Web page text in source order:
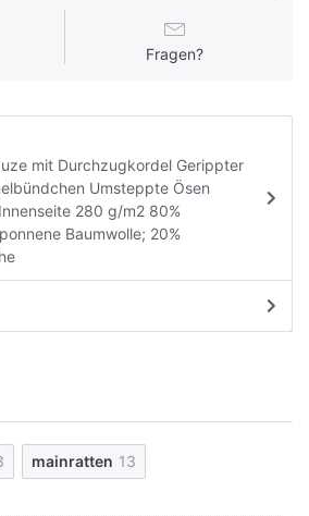
Fragen?
mit Durchzugkordel Gerippter
Umsteppte Ösen
280 g/m2 80%
Baumwolle; 20%
mainratten 13